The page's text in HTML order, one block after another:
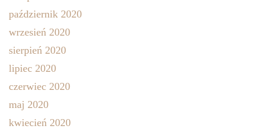
październik 2020
wrzesień 2020
sierpień 2020
lipiec 2020
czerwiec 2020
maj 2020
kwiecień 2020